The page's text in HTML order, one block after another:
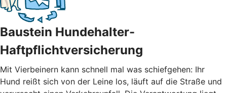
Baustein Hundehalter-
Haftpflichtversicherung
Mit Vierbeinern kann schnell mal was schiefgehen: Ihr
Hund reißt sich von der Leine los, läuft auf die Straße und